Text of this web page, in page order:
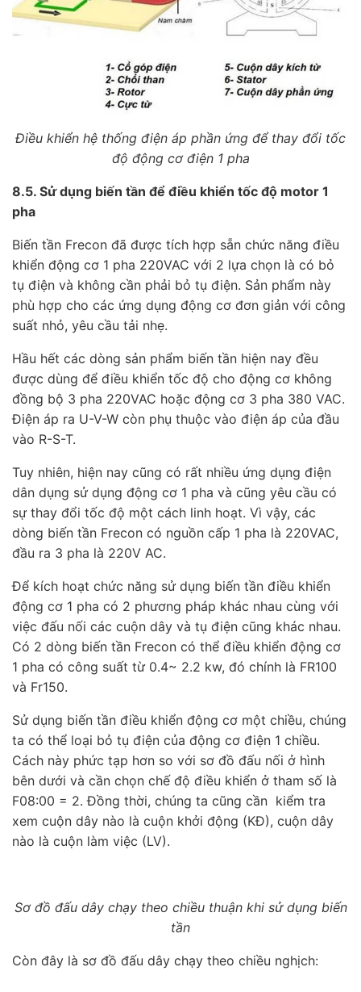
Điều khiển hệ thống điện áp phần ứng để thay đổi tốc
độ động cơ điện 1 pha
8.5. Sử dụng biến tần để điều khiển tốc độ motor 1
pha
Biến tần Frecon đã được tích hợp sẵn chức năng điều
khiển động cơ 1 pha 220VAC với 2 lựa chọn là có bỏ
tụ điện và không cần phải bỏ tụ điện. Sản phẩm này
phù hợp cho các ứng dụng động cơ đơn giản với công
suất nhỏ, yêu cầu tải nhẹ.
Hầu hết các dòng sản phẩm biến tần hiện nay đều
được dùng để điều khiển tốc độ cho động cơ không
đồng bộ 3 pha 220VAC hoặc động cơ 3 pha 380 VAC.
Điện áp ra U-V-W còn phụ thuộc vào điện áp của đầu
vào R-S-T.
Tuy nhiên, hiện nay cũng có rất nhiều ứng dụng điện
dân dụng sử dụng động cơ 1 pha và cũng yêu cầu có
sự thay đổi tốc độ một cách linh hoạt. Vì vậy, các
dòng biến tần Frecon có nguồn cấp 1 pha là 220VAC,
đầu ra 3 pha là 220V AC.
Để kích hoạt chức năng sử dụng biến tần điều khiển
động cơ 1 pha có 2 phương pháp khác nhau cùng với
việc đấu nối các cuộn dây và tụ điện cũng khác nhau.
Có 2 dòng biến tần Frecon có thể điều khiển động cơ
1 pha có công suất từ 0.4~ 2.2 kw, đó chính là FR100
và Fr150.
Sử dụng biến tần điều khiển động cơ một chiều, chúng
ta có thể loại bỏ tụ điện của động cơ điện 1 chiều.
Cách này phức tạp hơn so với sơ đồ đấu nối ở hình
bên dưới và cần chọn chế độ điều khiển ở tham số là
F08:00 = 2. Đồng thời, chúng ta cũng cần kiểm tra
xem cuộn dây nào là cuộn khởi động (KĐ), cuộn dây
nào là cuộn làm việc (LV).
Sơ đồ đấu dây chạy theo chiều thuận khi sử dụng biến
tần
Còn đây là sơ đồ đấu dây chạy theo chiều nghịch: